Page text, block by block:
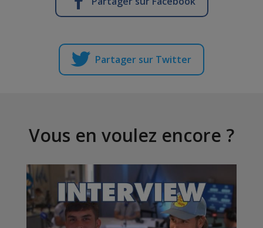
Partager sur Twitter
Vous en voulez encore ?